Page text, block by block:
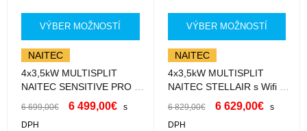
VÝBER MOŽNOSTÍ
NAITEC
4x3,5kW MULTISPLIT
NAITEC SENSITIVE PRO s
Wifi 4xSP35HWXKI s
montážou
6 699,00€ 6 499,00€
s
DPH
VÝBER MOŽNOSTÍ
NAITEC
4x3,5kW MULTISPLIT
NAITEC STELLAIR s Wifi s
montážou 4xST35XWAK s
montážou
6 829,00€ 6 629,00€
s
DPH